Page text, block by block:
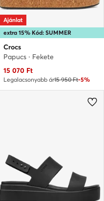
extra 15% Kód: SUMMER
Ajánlat
Crocs
Papucs · Fekete
Aktuális ár
15 070 Ft
Legalacsonyabb ár15 950 Ft-5%